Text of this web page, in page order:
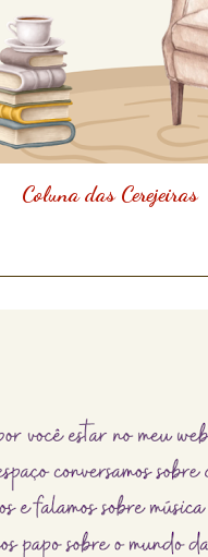
Coluna das Cerejeiras